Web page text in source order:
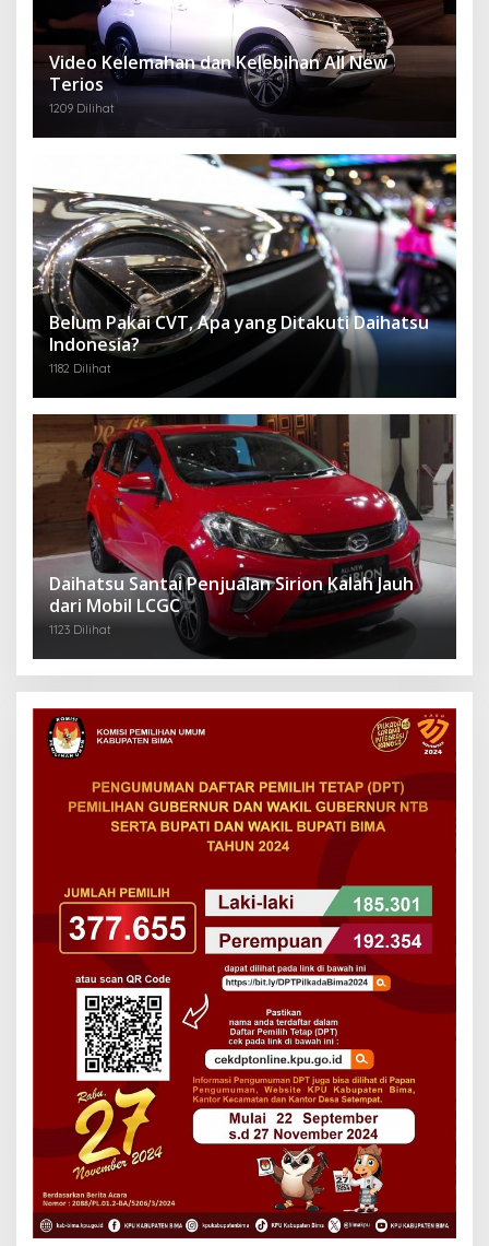
Video Kelemahan dan Kelebihan All New
Terios
1209 Dilihat
Belum Pakai CVT, Apa yang Ditakuti Daihatsu
Indonesia?
1182 Dilihat
Daihatsu Santai Penjualan Sirion Kalah Jauh
dari Mobil LCGC
1123 Dilihat